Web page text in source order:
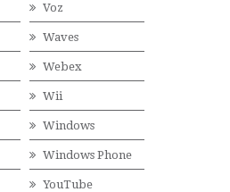
Voz
Waves
Webex
Wii
Windows
Windows Phone
YouTube